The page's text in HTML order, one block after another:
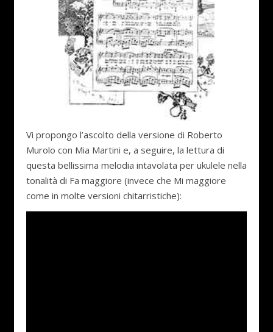
Vi propongo l’ascolto della versione di Roberto
Murolo con Mia Martini e, a seguire, la lettura di
questa bellissima melodia intavolata per ukulele nella
tonalità di Fa maggiore (invece che Mi maggiore
come in molte versioni chitarristiche):